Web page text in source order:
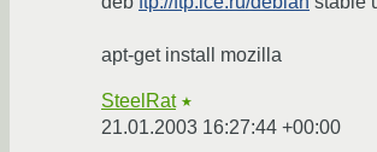
apt-get install mozilla
SteelRat ★
21.01.2003 16:27:44 +00:00